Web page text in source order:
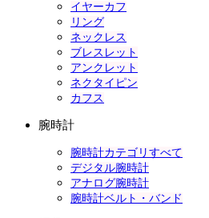
イヤーカフ
リング
ネックレス
ブレスレット
アンクレット
ネクタイピン
カフス
腕時計
腕時計カテゴリすべて
デジタル腕時計
アナログ腕時計
腕時計ベルト・バンド